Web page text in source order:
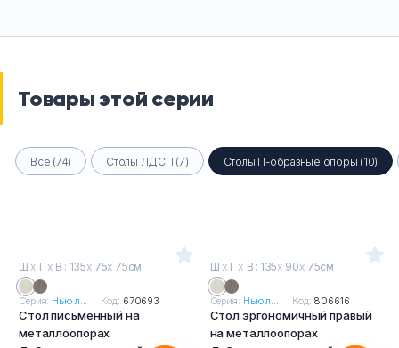
Товары этой серии
Все (74) Столы ЛДСП (7) Столы П-образные опоры (10)
Ш х Г х В : 135х 75х 75см
Серия: Нью л... Код: 670693
Стол письменный на
металлоопорах
Ш х Г х В : 135х 90х 75см
Серия: Нью л... Код: 806616
Стол эргономичный правый
на металлоопорах